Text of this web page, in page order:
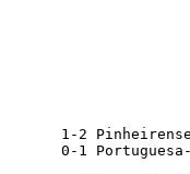
1-2
0-1